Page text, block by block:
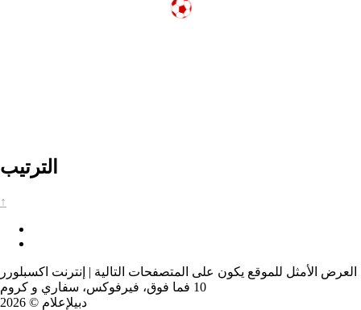
الترتيب
↑
العرض الأمثل للموقع يكون على المتصفحات التالية | إنترنت اكسبلورر
10 فما فوق، فيرفوكس، سفاري و كروم
دبيلإعلام © 2026